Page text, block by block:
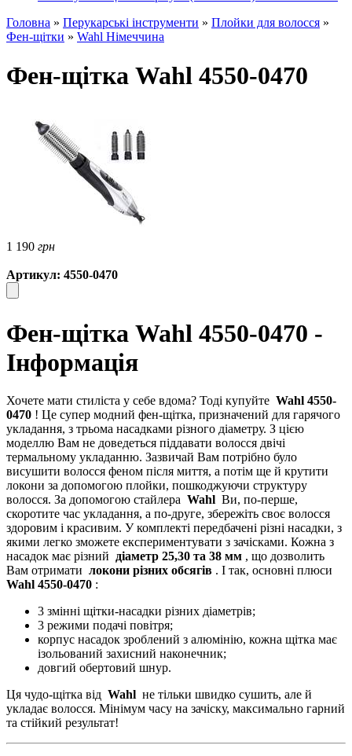
Головна » Перукарські інструменти » Плойки для волосся »
Фен-щітки » Wahl Німеччина
Фен-щітка Wahl 4550-0470
1 190 грн
Артикул: 4550-0470
Фен-щітка Wahl 4550-0470 -
Інформація
Хочете мати стиліста у себе вдома? Тоді купуйте Wahl 4550-
0470 ! Це супер модний фен-щітка, призначений для гарячого
укладання, з трьома насадками різного діаметру. З цією
моделлю Вам не доведеться піддавати волосся двічі
термальному укладанню. Зазвичай Вам потрібно було
висушити волосся феном після миття, а потім ще й крутити
локони за допомогою плойки, пошкоджуючи структуру
волосся. За допомогою стайлера Wahl Ви, по-перше,
скоротите час укладання, а по-друге, збережіть своє волосся
здоровим і красивим. У комплекті передбачені різні насадки, з
якими легко зможете експериментувати з зачісками. Кожна з
насадок має різний діаметр 25,30 та 38 мм , що дозволить
Вам отримати локони різних обсягів . І так, основні плюси
Wahl 4550-0470 :
3 змінні щітки-насадки різних діаметрів;
3 режими подачі повітря;
корпус насадок зроблений з алюмінію, кожна щітка має
ізольований захисний наконечник;
довгий обертовий шнур.
Ця чудо-щітка від Wahl не тільки швидко сушить, але й
укладає волосся. Мінімум часу на зачіску, максимально гарний
та стійкий результат!